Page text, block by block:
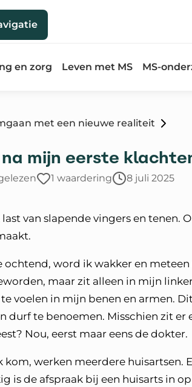
en zorg Leven met MS MS-
met een nieuwe realiteit
mijn eerste
1 waardering 8 juli 2025
van slapende vingers en tenen.
ochtend, word ik wakker en
maar zit alleen in mijn
voelen in mijn benen en armen.
durf te benoemen. Misschien zit er
Nou, eerst maar eens de dokter.
kom, werken meerdere huisartsen.
is de afspraak bij een huisarts in